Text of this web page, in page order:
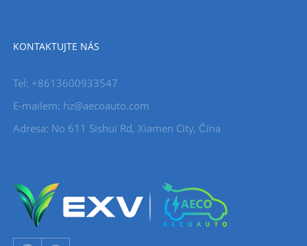
KONTAKTUJTE NÁS
Tel: +8613600933547
E-mailem: hz@aecoauto.com
Adresa: No 611 Sishui Rd, Xiamen City, Čína